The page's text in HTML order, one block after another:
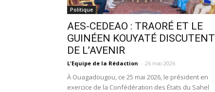
Politique
AES-CEDEAO : TRAORÉ ET LE
GUINÉEN KOUYATÉ DISCUTENT
DE L’AVENIR
L'Equipe de la Rédaction - 26 mai 2026
À Ouagadougou, ce 25 mai 2026, le président en
exercice de la Confédération des États du Sahel